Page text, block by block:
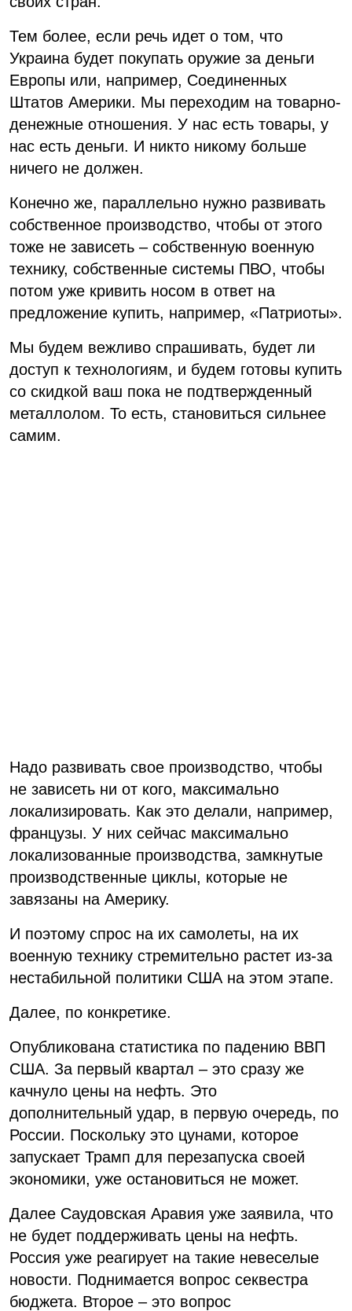
Тем более, если речь идет о том, что
Украина будет покупать оружие за деньги
Европы или, например, Соединенных
Штатов Америки. Мы переходим на товарно-
денежные отношения. У нас есть товары, у
нас есть деньги. И никто никому больше
ничего не должен.
Конечно же, параллельно нужно развивать
собственное производство, чтобы от этого
тоже не зависеть – собственную военную
технику, собственные системы ПВО, чтобы
потом уже кривить носом в ответ на
предложение купить, например, «Патриоты».
Мы будем вежливо спрашивать, будет ли
доступ к технологиям, и будем готовы купить
со скидкой ваш пока не подтвержденный
металлолом. То есть, становиться сильнее
самим.
Надо развивать свое производство, чтобы
не зависеть ни от кого, максимально
локализировать. Как это делали, например,
французы. У них сейчас максимально
локализованные производства, замкнутые
производственные циклы, которые не
завязаны на Америку.
И поэтому спрос на их самолеты, на их
военную технику стремительно растет из-за
нестабильной политики США на этом этапе.
Далее, по конкретике.
Опубликована статистика по падению ВВП
США. За первый квартал – это сразу же
качнуло цены на нефть. Это
дополнительный удар, в первую очередь, по
России. Поскольку это цунами, которое
запускает Трамп для перезапуска своей
экономики, уже остановиться не может.
Далее Саудовская Аравия уже заявила, что
не будет поддерживать цены на нефть.
Россия уже реагирует на такие невеселые
новости. Поднимается вопрос секвестра
бюджета. Второе – это вопрос